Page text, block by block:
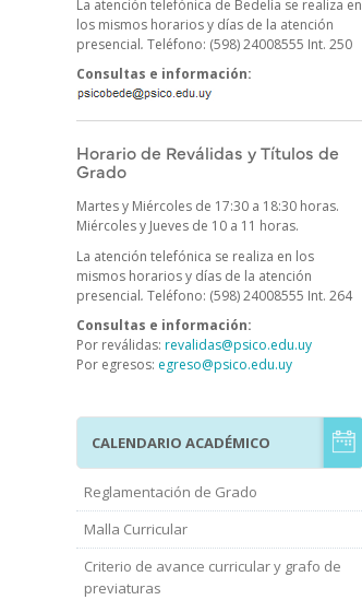
La atención telefónica de Bedelía se realiza en
los mismos horarios y días de la atención
presencial. Teléfono: (598) 24008555 Int. 250
Consultas e información:
Horario de Reválidas y Títulos de
Grado
Martes y Miércoles de 17:30 a 18:30 horas.
Miércoles y Jueves de 10 a 11 horas.
La atención telefónica se realiza en los
mismos horarios y días de la atención
presencial. Teléfono: (598) 24008555 Int. 264
Consultas e información:
Por reválidas: revalidas@psico.edu.uy
Por egresos: egreso@psico.edu.uy
Menú
Estudiantes
de
Grado
CALENDARIO ACADÉMICO
Reglamentación de Grado
Malla Curricular
Criterio de avance curricular y grafo de
previaturas